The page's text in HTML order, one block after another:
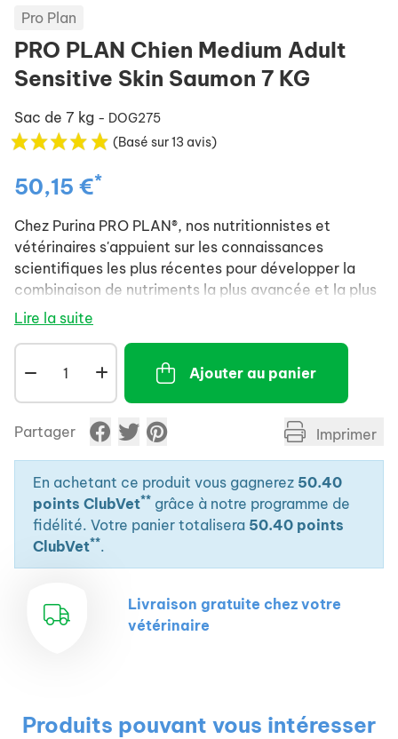
Pro Plan
PRO PLAN Chien Medium Adult
Sensitive Skin Saumon 7 KG
Sac de 7 kg - DOG275
(Basé sur 13 avis)
50,15 €*
Chez Purina PRO PLAN®, nos nutritionnistes et
vétérinaires s'appuient sur les connaissances
scientifiques les plus récentes pour développer la
combinaison de nutriments la plus avancée et la plus
efficace pour votre animal. Nos formules aident à
digestibilité et une absorption élevée des nutriments,
afin de soutenir les défenses naturelles et la santé à
long terme de votre animal.
Lire la suite
Ajouter au panier
Partager Imprimer
En achetant ce produit vous gagnerez 50.40
points ClubVet** grâce à notre programme de
fidélité. Votre panier totalisera 50.40 points
ClubVet**.
Livraison gratuite chez votre
vétérinaire
Produits pouvant vous intéresser